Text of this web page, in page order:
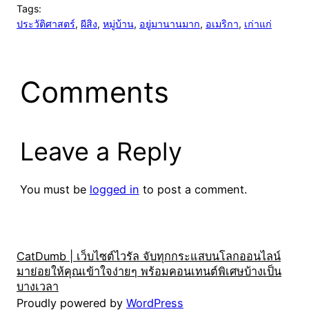
Tags:
ประวัติศาสตร์, ผีสิง, หมู่บ้าน, อยู่มานานมาก, อเมริกา, เก่าแก่
Comments
Leave a Reply
You must be logged in to post a comment.
CatDumb | เว็บไซต์ไวรัล จับทุกกระแสบนโลกออนไลน์
มาย่อยให้คุณเข้าใจง่ายๆ พร้อมคอนเทนต์พิเศษบ้างเป็น
บางเวลา
Proudly powered by WordPress